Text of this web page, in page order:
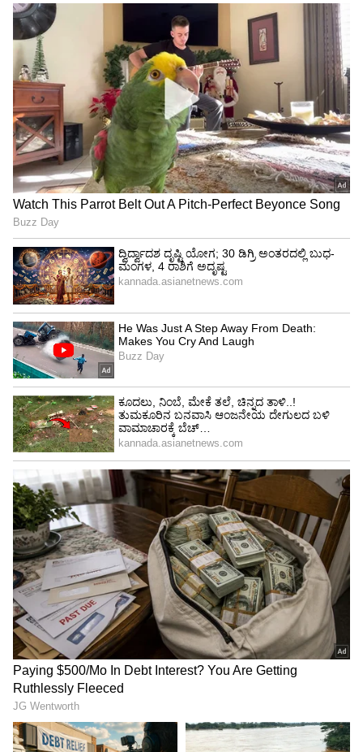
ಇರಬಾರದೆ ಎಂದುಕೊಳ್ಳುತ್ತಾರೆ. ಸ್ವಲ್ಪವೂ ಕೊಬ್ಬು ಇಲ್ಲದ
ಸೊಂಟವದು. ಶಿಲ್ಪಾ ಅಷ್ಟೇ ಅಲ್ಲದೇ ಬಹುತೇಕ ನಟಿಯರ
ಸೊಂಟವೂ ಇದೇ ರೀತಿ ಇದೆ.
4
7
Image Credit : Instagram
ಯೋಗ, ವರ್ಕ್​ಔಟ್​ ನಿಜವೇ, ಆದರೆ...
ಇದಕ್ಕೆ ಕಾರಣ, ಹಲವು ನಟಿಯರು ತಮ್ಮ ಚಾರ್ಮ್​ನೆಸ್​
ಉಳಿಸಿಕೊಳ್ಳಲು ಯೋಗ, ವರ್ಕ್​ಔಟ್​ ಮಾಡುವುದು ಇದೆ.
ಡಯೆಟ್​ ಫಾಲೋ ಮಾಡುತ್ತಾರೆ. ಎಲ್ಲವೂ ನಿಜವೇ ಜೊತೆಗೆ
ಇದು ಒಳ್ಳೆಯದೇ. ಆದರೆ ಹಾಗೆಂದು ಹೀಗೆ ಮಾಡಿಬಿಟ್ಟರೆ
ಸೊಂಟ ಶಿಲ್ಪಾ ಶೆಟ್ಟಿ ರೀತಿ ಕಾಣತ್ತೆ ಅಂದುಕೊಂಡರೆ ಅದು ಶುದ್ಧ
ತಪ್ಪು ಎನ್ನುತ್ತಾರೆ ಪ್ಲಾಸ್ಟಿಕ್​ ಸರ್ಜನ್​ ಡಾ. ಪ್ರಶಾಂತ್​ ಡಿಜಿರೆ.